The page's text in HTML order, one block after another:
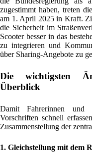
zugestimmt haben, treten
am 1. April 2025 in Kraft.
die Sicherheit im
Scooter besser in das
zu integrieren und
über Sharing-Angebote zu
Die wichtigsten
Überblick
Damit Fahrerinnen und
Vorschriften schnell
Zusammenstellung der
1. Gleichstellung mit dem